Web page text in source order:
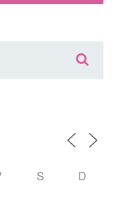
S D